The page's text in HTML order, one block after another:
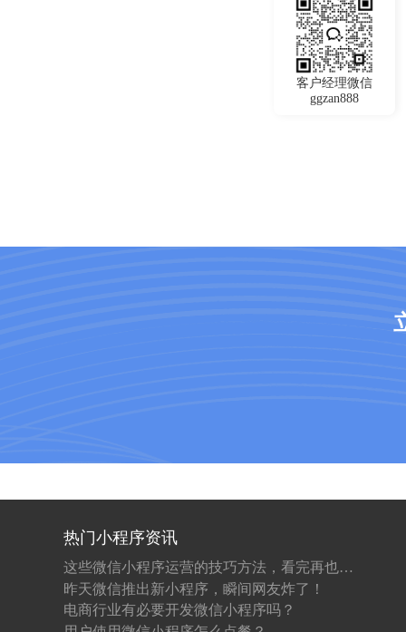
客户经理微信
ggzan888
热门小程序资讯
这些微信小程序运营的技巧方法，看完再也不怕不会运营了！
昨天微信推出新小程序，瞬间网友炸了！
电商行业有必要开发微信小程序吗？